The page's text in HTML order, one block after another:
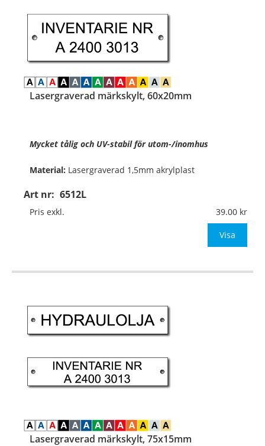
Lasergraverad märkskylt, 60x20mm
Art nr: 6512L
Mycket tålig och UV-stabil för utom-/inomhus
Material: Lasergraverad 1,5mm akrylplast
Format:60x20mm
Pris exkl. 39.00
Visa
Lasergraverad märkskylt, 75x15mm